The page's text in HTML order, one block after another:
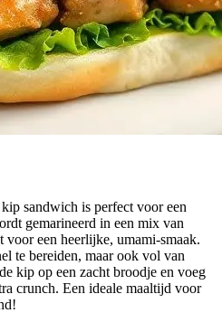
sandwich is perfect voor een
gemarineerd in een mix van
een heerlijke, umami-smaak.
te bereiden, maar ook vol van
kip op een zacht broodje en voeg
crunch. Een ideale maaltijd voor